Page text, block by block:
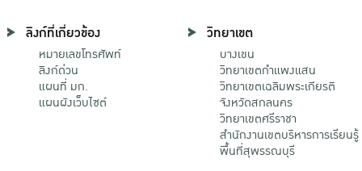
ลิงก์ที่เกี่ยวข้อง
หมายเลขโทรศัพท์
ลิงก์ด่วน
แผนที่ มก.
แผนผังเว็บไซต์
วิทยาเขต
บางเขน
วิทยาเขตกําแพงแสน
วิทยาเขตเฉลิมพระเกียรติ
จังหวัดสกลนคร
วิทยาเขตศรีราชา
สำนักงานเขตบริหารการเรียนรู้
พื้นที่สุพรรณบุรี